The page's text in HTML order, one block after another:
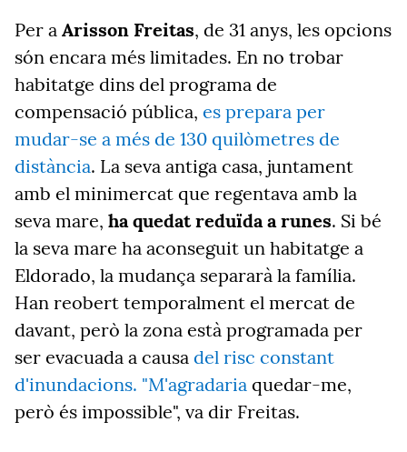
Per a Arisson Freitas, de 31 anys, les opcions
són encara més limitades. En no trobar
habitatge dins del programa de
compensació pública, es prepara per
mudar-se a més de 130 quilòmetres de
distància. La seva antiga casa, juntament
amb el minimercat que regentava amb la
seva mare, ha quedat reduïda a runes. Si bé
la seva mare ha aconseguit un habitatge a
Eldorado, la mudança separarà la família.
Han reobert temporalment el mercat de
davant, però la zona està programada per
ser evacuada a causa del risc constant
d'inundacions. "M'agradaria quedar-me,
però és impossible", va dir Freitas.